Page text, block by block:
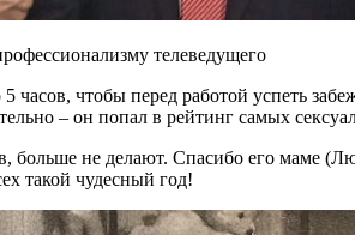
телеведущего
часов, чтобы перед работой успеть
– он попал в рейтинг самых
не делают. Спасибо его маме
такой чудесный год!